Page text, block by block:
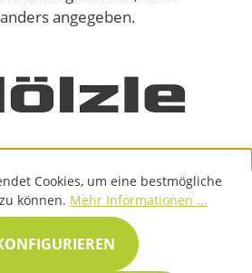
angegeben.
Cookies, um eine bestmögliche
können. Mehr Informationen ...